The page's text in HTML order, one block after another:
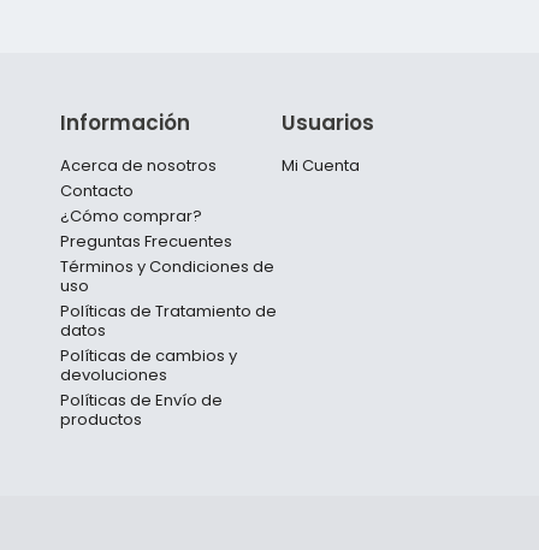
Información
Acerca de nosotros
Contacto
¿Cómo comprar?
Preguntas Frecuentes
Términos y Condiciones de
uso
Políticas de Tratamiento de
datos
Políticas de cambios y
devoluciones
Políticas de Envío de
productos
Usuarios
Mi Cuenta